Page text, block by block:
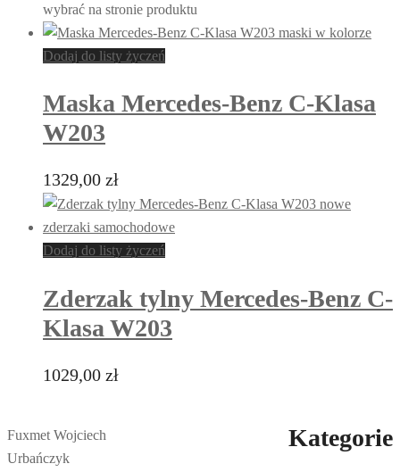
wybrać na stronie produktu
Dodaj do listy życzeń
Maska Mercedes-Benz C-Klasa
W203
1329,00 zł
Dodaj do listy życzeń
Zderzak tylny Mercedes-Benz C-
Klasa W203
1029,00 zł
Fuxmet Wojciech
Urbańczyk
Kategorie